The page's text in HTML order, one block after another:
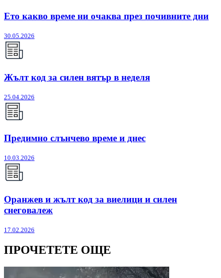
Ето какво време ни очаква през почивните дни
30.05.2026
Жълт код за силен вятър в неделя
25.04.2026
Предимно слънчево време и днес
10.03.2026
Оранжев и жълт код за виелици и силен
снеговалеж
17.02.2026
ПРОЧЕТЕТЕ ОЩЕ